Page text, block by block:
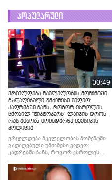
პოპულარული
00:49
ვრცელდება მკვლელობის მომენტში
გადაღებული უმძიმესი ვიდეო:
კადრებში ჩანს, როგორ ესროლეს
ცნობილ "ტიკტოკერს" ლაივის დროს -
რას ამბობს მომხდარზე მექსიკის
პოლიცია
ვრცელდება მკვლელობის მომენტში
გადაღებული უმძიმესი ვიდეო:
კადრებში ჩანს, როგორ ესროლეს
რას ამბობს მომხდარზე მექსიკის
პოლიცია